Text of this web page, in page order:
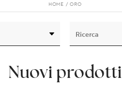
HOME ORO
Nuovi prodotti